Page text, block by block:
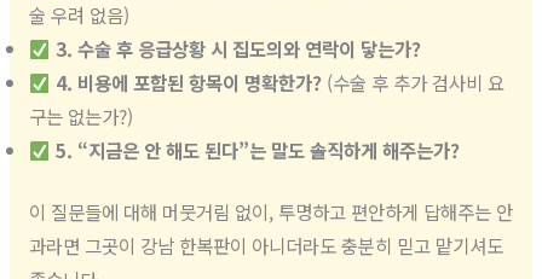
술 우려 없음)
3. 수술 후 응급상황 시 집도의와 연락이 닿는가?
4. 비용에 포함된 항목이 명확한가? (수술 후 추가 검사비 요
구는 없는가?)
5. “지금은 안 해도 된다”는 말도 솔직하게 해주는가?
이 질문들에 대해 머뭇거림 없이, 투명하고 편안하게 답해주는 안
과라면 그곳이 강남 한복판이 아니더라도 충분히 믿고 맡기셔도